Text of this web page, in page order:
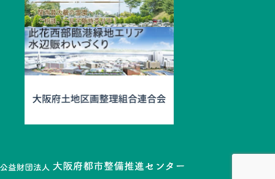
情報提供
2026.03.25
令和8年度まちづくり初動期活動サポート助成を募集
します！
情報提供
2026.03.19
まちづくりニュースレター34号を発行しました。
修〉」２巡目を開催！